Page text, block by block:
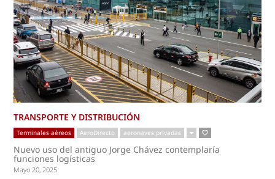
TRANSPORTE Y DISTRIBUCIÓN
Terminales aéreos AeroDirecto aeronaves privadas
Nuevo uso del antiguo Jorge Chávez contemplaría
funciones logísticas
Mayo 20, 2025